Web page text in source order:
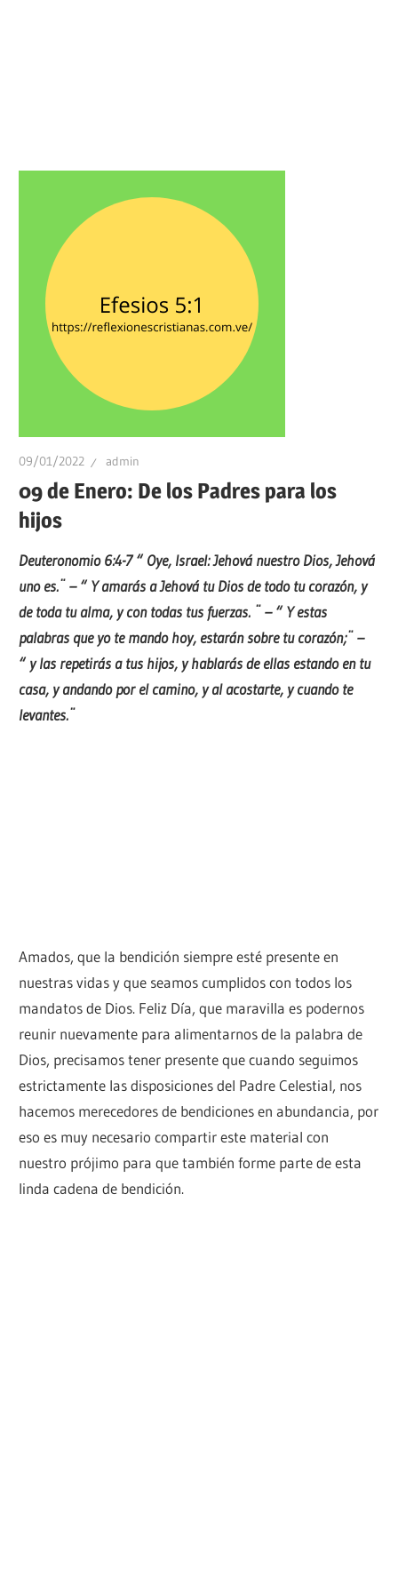
09/01/2022 admin
09 de Enero: De los Padres para los
hijos
Deuteronomio 6:4-7 “ Oye, Israel: Jehová nuestro Dios, Jehová
uno es.¨ – “ Y amarás a Jehová tu Dios de todo tu corazón, y
de toda tu alma, y con todas tus fuerzas. ¨ – “ Y estas
palabras que yo te mando hoy, estarán sobre tu corazón;¨ –
“ y las repetirás a tus hijos, y hablarás de ellas estando en tu
casa, y andando por el camino, y al acostarte, y cuando te
levantes.¨
Amados, que la bendición siempre esté presente en
nuestras vidas y que seamos cumplidos con todos los
mandatos de Dios. Feliz Día, que maravilla es podernos
reunir nuevamente para alimentarnos de la palabra de
Dios, precisamos tener presente que cuando seguimos
estrictamente las disposiciones del Padre Celestial, nos
hacemos merecedores de bendiciones en abundancia, por
eso es muy necesario compartir este material con
nuestro prójimo para que también forme parte de esta
linda cadena de bendición.